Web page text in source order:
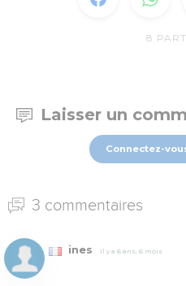
8
Laisser un
Connectez-
3 commentaires
ines Il y a 6 ans, 6 mois